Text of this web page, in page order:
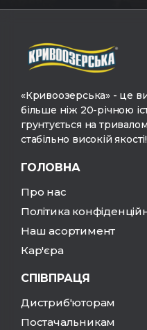
«Кривоозерська» - це
більше ніж 20-річною
грунтується на
стабільно високій якості!
ГОЛОВНА
Про нас
Політика
Наш асортимент
Кар'єра
СПІВПРАЦЯ
Дистриб'юторам
Постачальникам